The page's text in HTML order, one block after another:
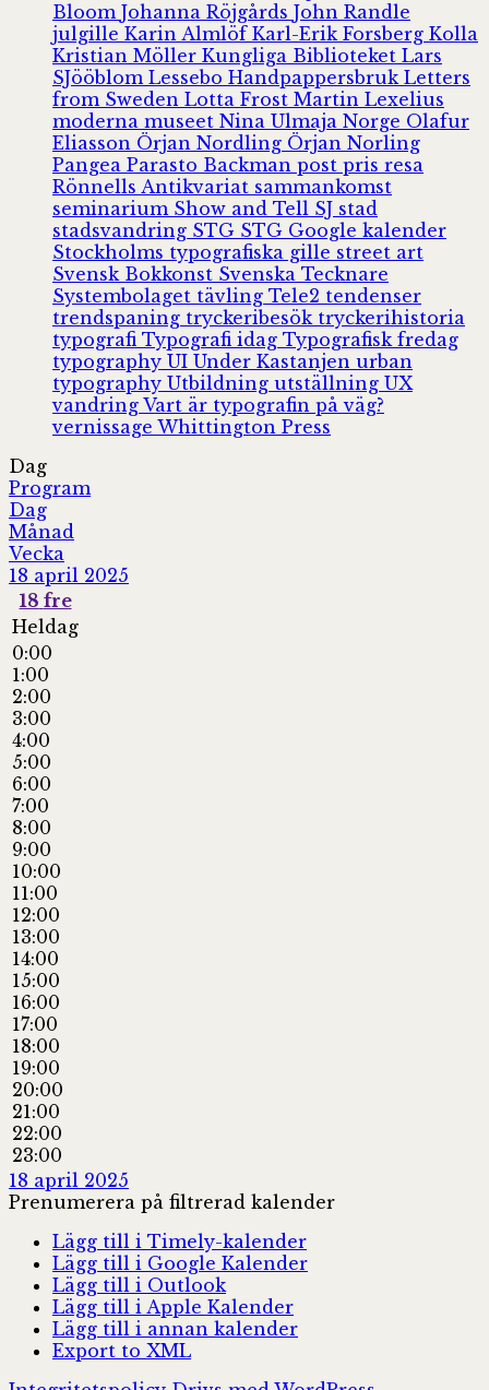
Bloom Johanna Röjgårds John Randle
julgille Karin Almlöf Karl-Erik Forsberg Kolla
Kristian Möller Kungliga Biblioteket Lars
SJööblom Lessebo Handpappersbruk Letters
from Sweden Lotta Frost Martin Lexelius
moderna museet Nina Ulmaja Norge Olafur
Eliasson Örjan Nordling Örjan Norling
Pangea Parasto Backman post pris resa
Rönnells Antikvariat sammankomst
seminarium Show and Tell SJ stad
stadsvandring STG STG Google kalender
Stockholms typografiska gille street art
Svensk Bokkonst Svenska Tecknare
Systembolaget tävling Tele2 tendenser
trendspaning tryckeribesök tryckerihistoria
typografi Typografi idag Typografisk fredag
typography UI Under Kastanjen urban
typography Utbildning utställning UX
vandring Vart är typografin på väg?
vernissage Whittington Press
Dag
Program
Dag
Månad
Vecka
18 april 2025
18 fre
Heldag
0:00
1:00
2:00
3:00
4:00
5:00
6:00
7:00
8:00
9:00
10:00
11:00
12:00
13:00
14:00
15:00
16:00
17:00
18:00
19:00
20:00
21:00
22:00
23:00
18 april 2025
Prenumerera på filtrerad kalender
Lägg till i Timely-kalender
Lägg till i Google Kalender
Lägg till i Outlook
Lägg till i Apple Kalender
Lägg till i annan kalender
Export to XML